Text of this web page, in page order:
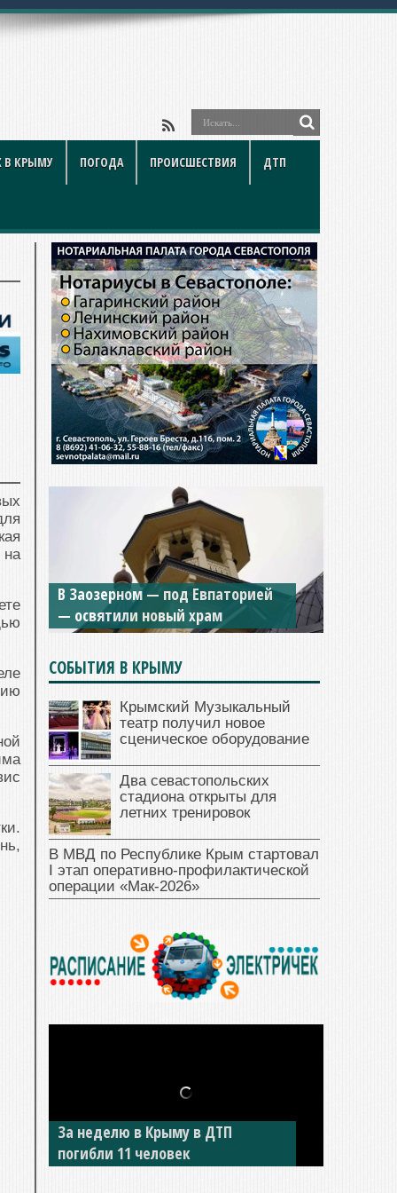
В КРЫМУ ПОГОДА ПРОИСШЕСТВИЯ ДТП
В Заозерном — под Евпаторией
— освятили новый храм
СОБЫТИЯ В КРЫМУ
Крымский Музыкальный
театр получил новое
сценическое оборудование
Два севастопольских
стадиона открыты для
летних тренировок
В МВД по Республике Крым стартовал
I этап оперативно‑профилактической
операции «Мак‑2026»
За неделю в Крыму в ДТП
погибли 11 человек